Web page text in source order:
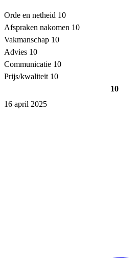
Orde en netheid 10
Afspraken nakomen 10
Vakmanschap 10
Advies 10
Communicatie 10
Prijs/kwaliteit 10
10
16 april 2025